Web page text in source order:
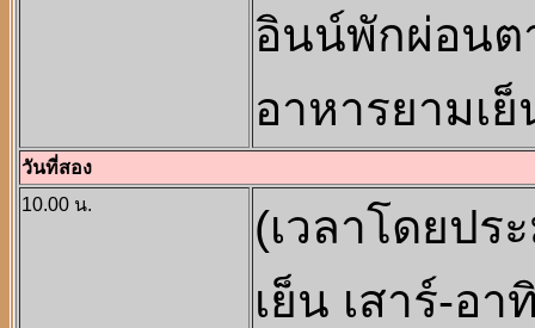
อินน์พักผ่อนต
อาหารยามเ
วันที่สอง
10.00 น.
(เวลาโดยปร
เย็น เสาร์-อ